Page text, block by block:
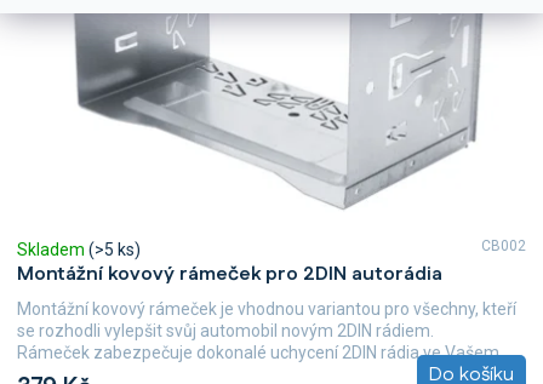
Montážní kovový rámeček pro 2DIN autorádia
Skladem (>5 ks)
Do košíku
Montážní kovový rámeček je vhodnou variantou pro všechny, kteří
se rozhodli vylepšit svůj automobil novým 2DIN rádiem.
Rámeček zabezpečuje dokonalé uchycení 2DIN rádia ve Vašem...
CB002